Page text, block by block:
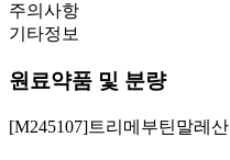
주의사항
기타정보
원료약품 및 분량
[M245107]트리메부틴말레